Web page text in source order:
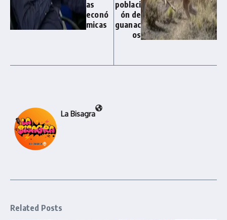
as
econó
micas
poblaci
ón de
guanac
os
La Bisagra
Related Posts